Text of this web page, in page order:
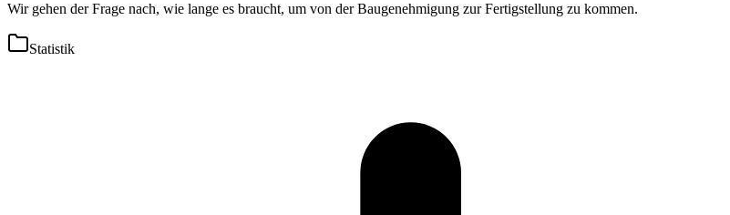
Wir gehen der Frage nach, wie lange es braucht, um von der Baugenehmigung zur Fertigstellung zu kommen.
Statistik